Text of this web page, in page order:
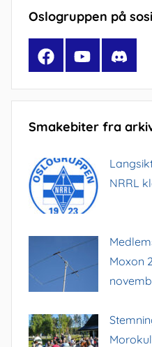
Oslogruppen på
FacebookYouTubeDiscord
Smakebiter fra
NRRL
Moxon